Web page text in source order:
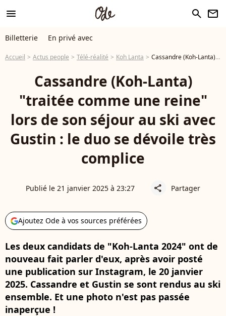
menu search newsletter
Billetterie En privé avec
Accueil Actus people Télé-réalité Koh Lanta Cassandre (Koh-Lanta) "traitée comme une reine" lors de son séjour au ski avec Gustin : le duo se dévoile très complice
Cassandre (Koh-Lanta)
"traitée comme une reine"
lors de son séjour au ski avec
Gustin : le duo se dévoile très
complice
Publié le 21 janvier 2025 à 23:27 share Partager
Ajoutez Ode à vos sources préférées
Les deux candidats de "Koh-Lanta 2024" ont de
nouveau fait parler d'eux, après avoir posté
une publication sur Instagram, le 20 janvier
2025. Cassandre et Gustin se sont rendus au ski
ensemble. Et une photo n'est pas passée
inaperçue !